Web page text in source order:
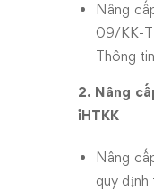
Nâng
09/KK-
Thông
2. Nâng
iHTKK
Nâng
quy